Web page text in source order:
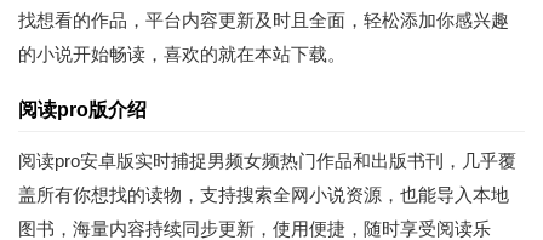
找想看的作品，平台内容更新及时且全面，轻松添加你感兴趣
的小说开始畅读，喜欢的就在本站下载。
阅读pro版介绍
阅读pro安卓版实时捕捉男频女频热门作品和出版书刊，几乎覆
盖所有你想找的读物，支持搜索全网小说资源，也能导入本地
图书，海量内容持续同步更新，使用便捷，随时享受阅读乐